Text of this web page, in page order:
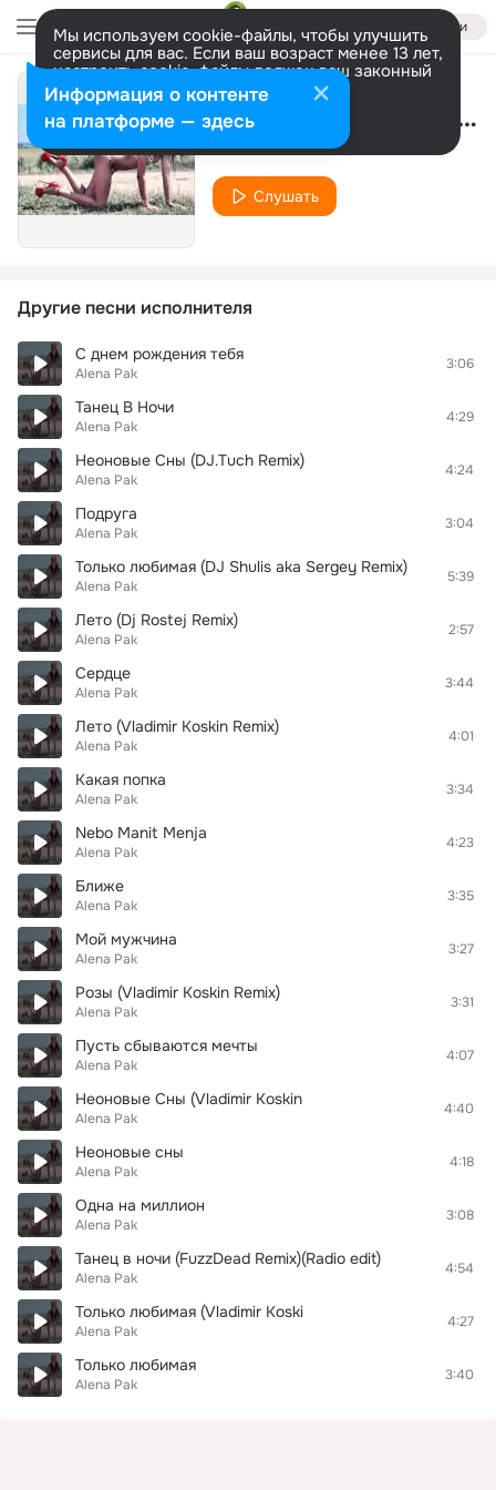
Войти
Мы используем cookie-файлы, чтобы улучшить
сервисы для вас. Если ваш возраст менее 13 лет,
настроить cookie-файлы должен ваш законный
представитель. Больше информации
Разрешить все Настроить Сходить С Ума (DJ Tuch Remix)
Alena Pak
Слушать
Другие песни исполнителя
С днем рождения тебя
Alena Pak
3:06
Танец В Ночи
Alena Pak
4:29
Неоновые Сны (DJ.Tuch Remix)
Alena Pak
4:24
Подруга
Alena Pak
3:04
Только любимая (DJ Shulis aka Sergey Remix)
Alena Pak
5:39
Лето (Dj Rostej Remix)
Alena Pak
2:57
Сердце
Alena Pak
3:44
Лето (Vladimir Koskin Remix)
Alena Pak
4:01
Какая попка
Alena Pak
3:34
Nebo Manit Menja
Alena Pak
4:23
Ближе
Alena Pak
3:35
Мой мужчина
Alena Pak
3:27
Розы (Vladimir Koskin Remix)
Alena Pak
3:31
Пусть сбываются мечты
Alena Pak
4:07
Неоновые Сны (Vladimir Koskin
Alena Pak
4:40
Неоновые сны
Alena Pak
4:18
Одна на миллион
Alena Pak
3:08
Танец в ночи (FuzzDead Remix)(Radio edit)
Alena Pak
4:54
Только любимая (Vladimir Koski
Alena Pak
4:27
Только любимая
Alena Pak
3:40
Информация о контенте
на платформе — здесь